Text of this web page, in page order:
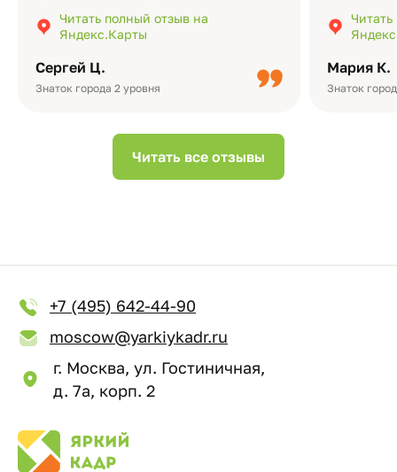
Сергей Ц.
Знаток города 2 уровня
подчёркивает значимость события.
Качество альбомов на высшем уровне:
Читать полный отзыв на
Яндекс.Карты
Мария К.
Знаток
добавить
видео с
Читать все отзывы
+7 (495) 642-44-90
moscow@yarkiykadr.ru
г. Москва, ул. Гостиничная,
д. 7а, корп. 2